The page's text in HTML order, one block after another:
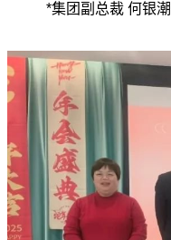
*集团副总裁 何银潮